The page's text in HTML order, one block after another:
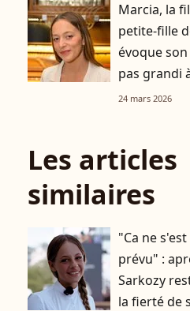
Marcia, la
petite-fille
évoque son
pas grandi
24 mars 2026
Les articles
similaires
"Ca ne
prévu" :
Sarkozy
la fierté de